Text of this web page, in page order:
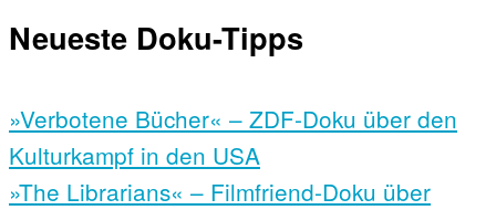
Neueste Doku-Tipps
»Verbotene Bücher« – ZDF-Doku über den
Kulturkampf in den USA
»The Librarians« – Filmfriend-Doku über